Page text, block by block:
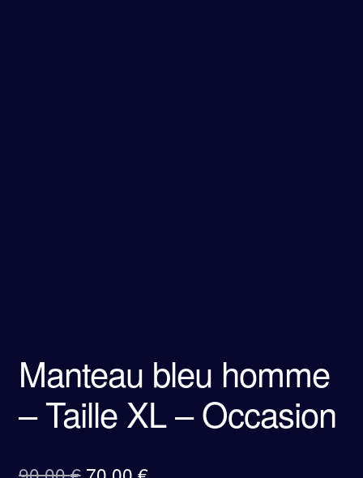
Manteau bleu homme
– Taille XL – Occasion